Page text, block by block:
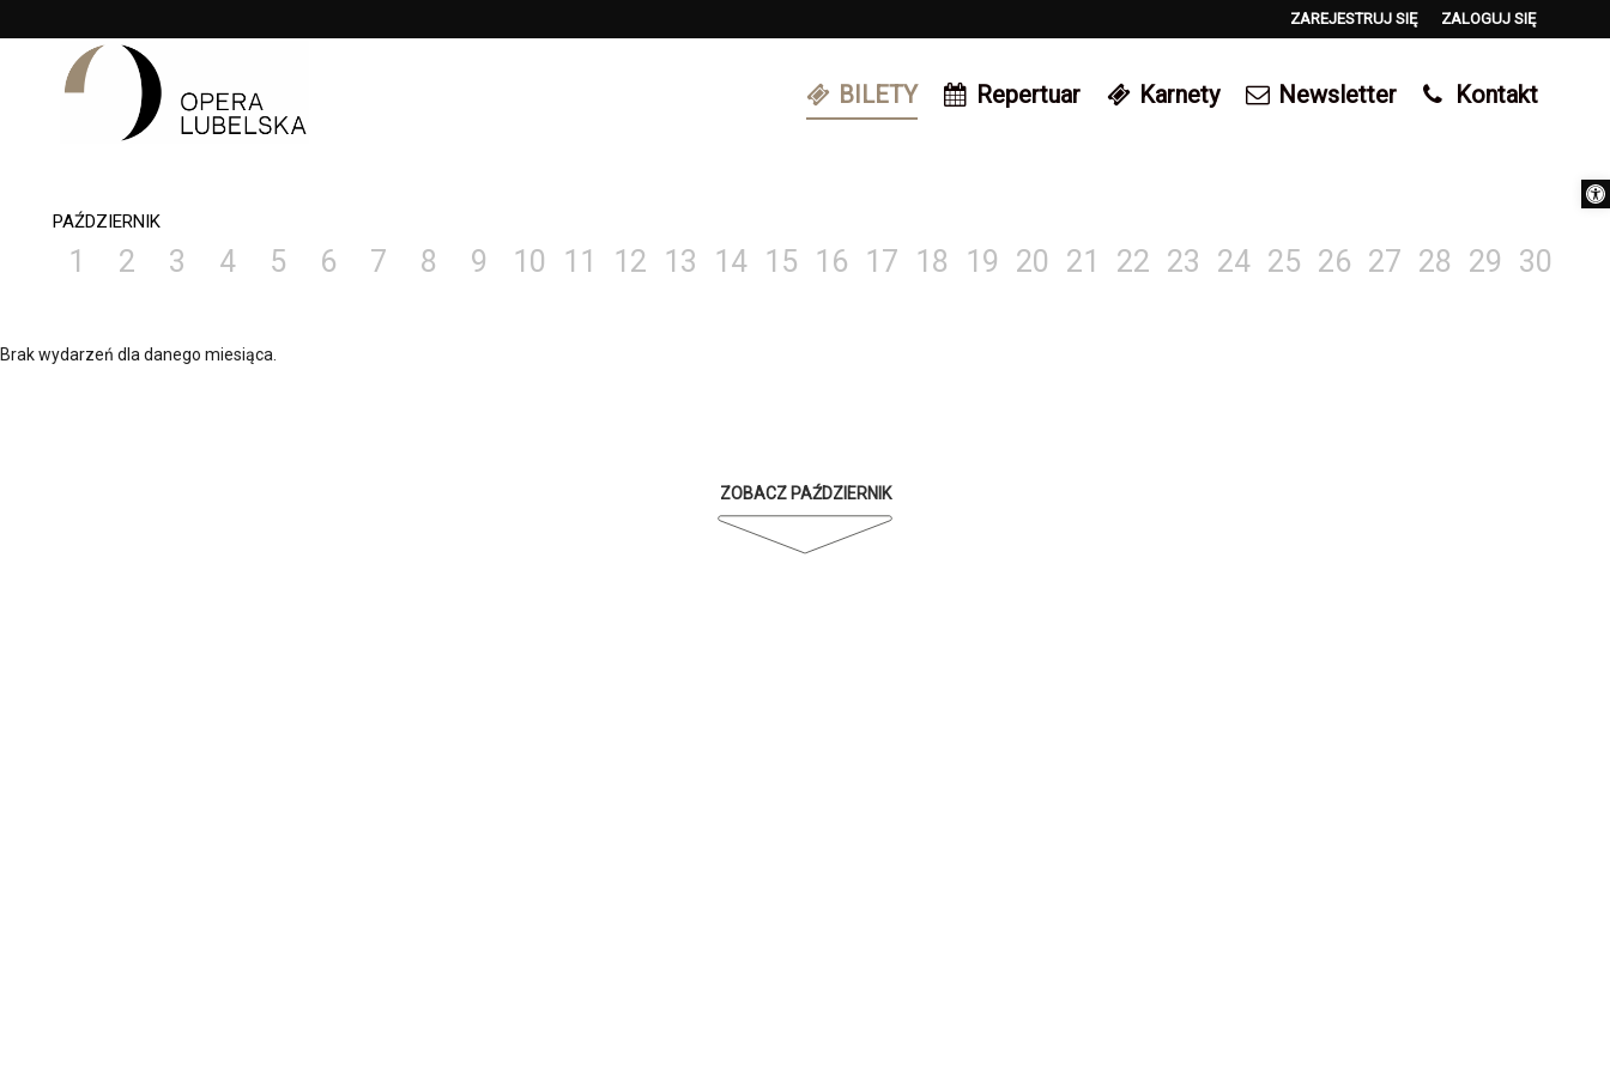
ZAREJESTRUJ SIĘ ZALOGUJ SIĘ
0,00
14
BILETY Repertuar Karnety Newsletter Kontakt
PAŹDZIERNIK
1 2 3 4 5 6 7 8 9 10 11 12 13 14 15 16 17 18 19 20 21 22 23 24 25 26 27 28 29 30
Brak wydarzeń dla danego miesiąca.
ZOBACZ PAŹDZIERNIK